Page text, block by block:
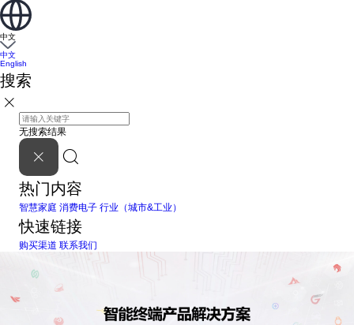
中文
中文
English
搜索
无搜索结果
热门内容
智慧家庭 消费电子 行业（城市&工业）
快速链接
购买渠道 联系我们